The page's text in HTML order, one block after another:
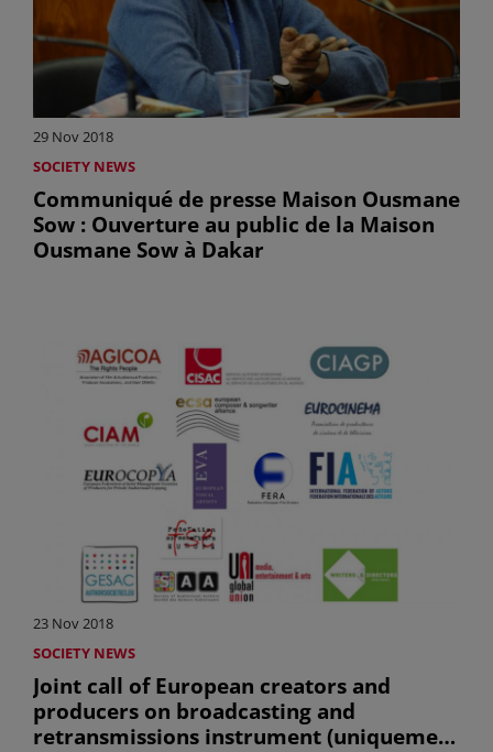
29 Nov 2018
SOCIETY NEWS
Communiqué de presse Maison Ousmane
Sow : Ouverture au public de la Maison
Ousmane Sow à Dakar
23 Nov 2018
SOCIETY NEWS
Joint call of European creators and
producers on broadcasting and
retransmissions instrument (uniquement